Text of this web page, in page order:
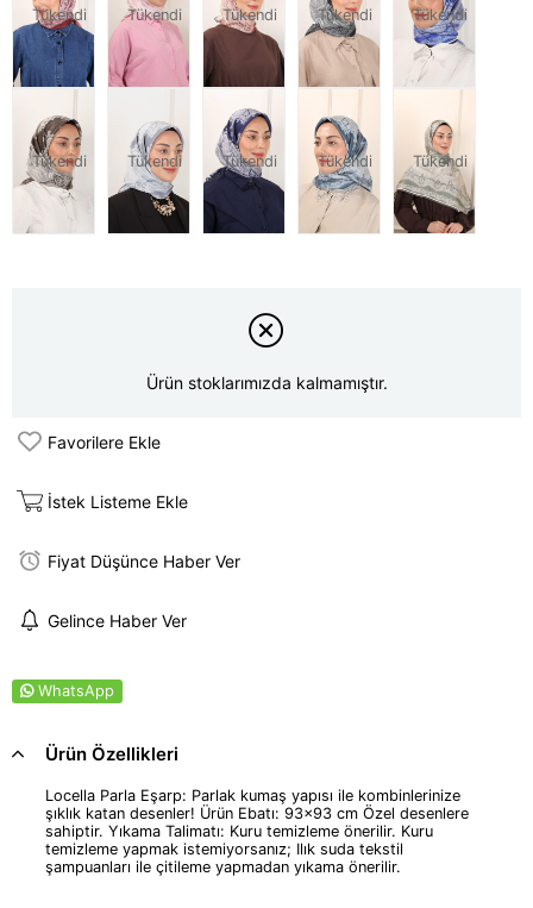
Tükendi Tükendi Tükendi Tükendi Tükendi
Tükendi Tükendi Tükendi Tükendi Tükendi
Ürün stoklarımızda kalmamıştır.
Favorilere Ekle
İstek Listeme Ekle
Fiyat Düşünce Haber Ver
Gelince Haber Ver
WhatsApp
Ürün Özellikleri
Locella Parla Eşarp: Parlak kumaş yapısı ile kombinlerinize
şıklık katan desenler! Ürün Ebatı: 93x93 cm Özel desenlere
sahiptir. Yıkama Talimatı: Kuru temizleme önerilir. Kuru
temizleme yapmak istemiyorsanız; Ilık suda tekstil
şampuanları ile çitileme yapmadan yıkama önerilir.